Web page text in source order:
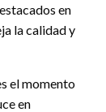
en
la calidad y
el momento
en